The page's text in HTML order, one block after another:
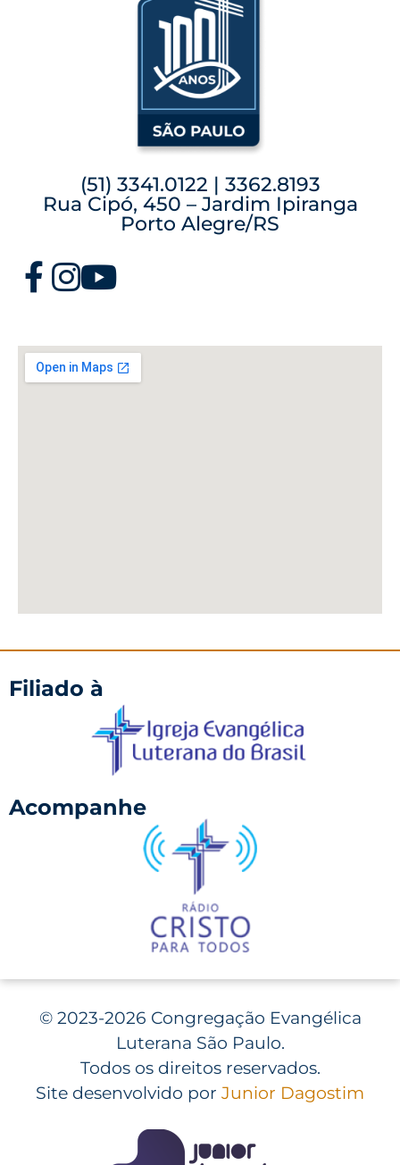
(51) 3341.0122 | 3362.8193
Rua Cipó, 450 – Jardim Ipiranga
Porto Alegre/RS
Filiado à
Acompanhe
©2023-2026 Congregação Evangélica
Luterana São Paulo.
Todos os direitos reservados.
Site desenvolvido por Junior Dagostim